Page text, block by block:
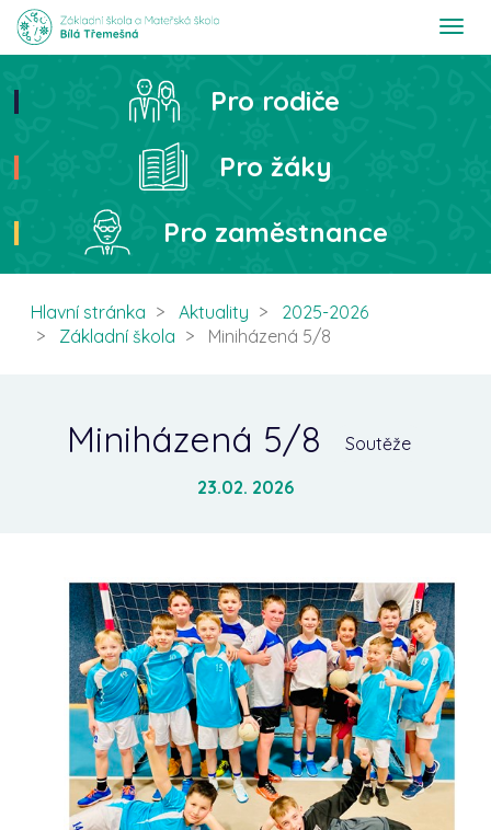
T
t
Hledat
Pro rodiče
Pro žáky
Pro zaměstnance
Hlavní stránka Aktuality
2025-2026
Základní škola
Miniházená 5/8
Miniházená 5/8
Soutěže
23.02. 2026